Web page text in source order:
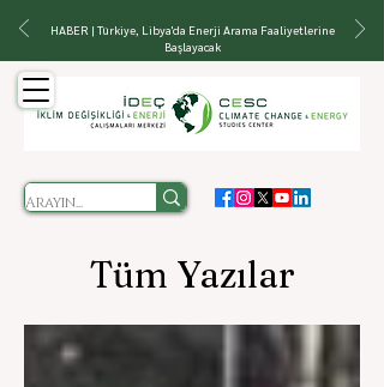
HABER | Türkiye, Libya'da Enerji Arama Faaliyetlerine
Başlayacak
Tüm Yazılar